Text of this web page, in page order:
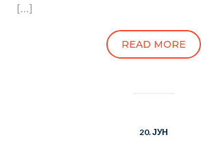
[…]
READ MORE
20. ЈУН